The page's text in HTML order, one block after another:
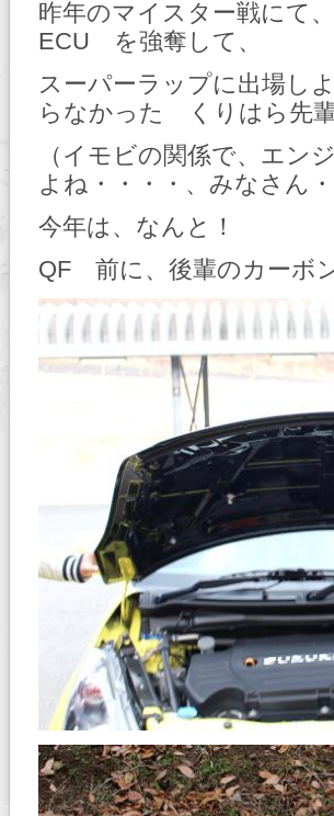
昨年のマイスター戦に
ECU を強奪して、
スーパーラップに出場し
らなかった くりはら先輩
（イモビの関係で、エン
よね・・・・、みなさん・
今年は、なんと！
QF 前に、後輩のカーボ